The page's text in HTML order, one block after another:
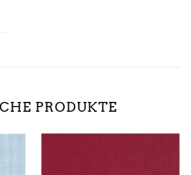
PRODUKTE